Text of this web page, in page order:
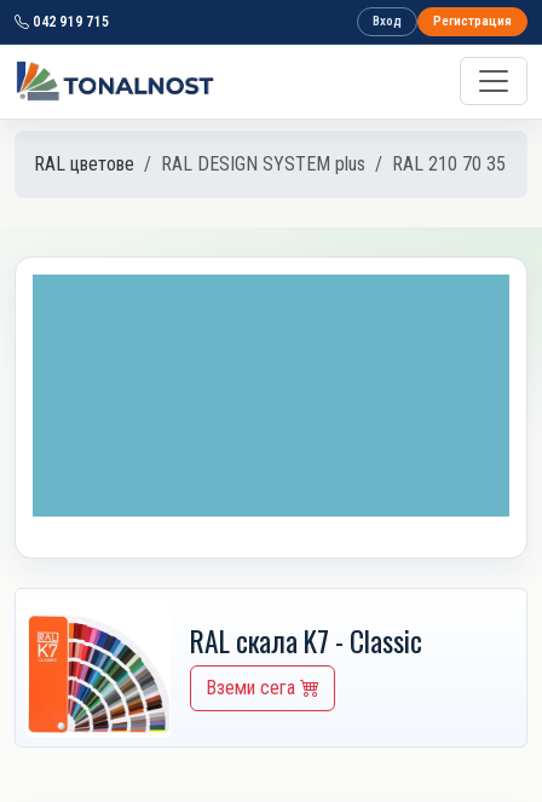
042 919 715 Вход Регистрация
RAL цветове RAL DESIGN SYSTEM plus RAL 210 70 35
RAL скала K7 - Classic
Вземи сега